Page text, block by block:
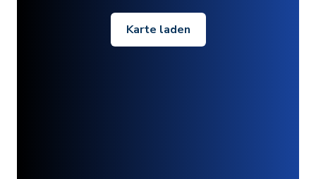
Karte laden